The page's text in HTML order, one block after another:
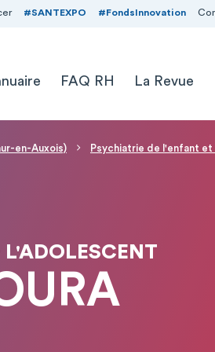
#SANTEXPO #FondsInnovation
FAQ RH La Revue
en-Auxois) Psychiatrie de l'enfant
L'ADOLESCENT